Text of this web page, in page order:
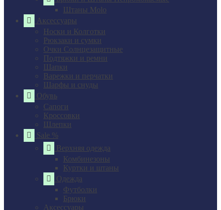
Штаны Molo
Аксессуары
Носки и Колготки
Рюкзаки и сумки
Очки Солнцезащитные
Подтяжки и ремни
Шапки
Варежки и перчатки
Шарфы и снуды
Обувь
Сапоги
Кроссовки
Шлепки
Sale %
Верхняя одежда
Комбинезоны
Куртки и штаны
Одежда
Футболки
Брюки
Аксессуары